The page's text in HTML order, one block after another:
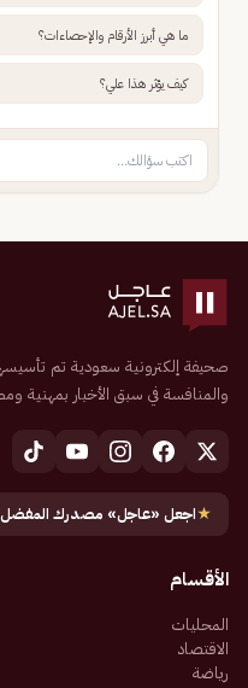
ما هي أبرز الأرقام والإحصاءات؟
كيف يؤثر هذا علي؟
والمنافسة في سبق الأخبار بمهنية
★اجعل «عاجل» مصدرك المفضل
الأقسام
المحليات
الاقتصاد
رياضة